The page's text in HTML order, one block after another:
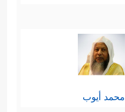
محمد أيوب